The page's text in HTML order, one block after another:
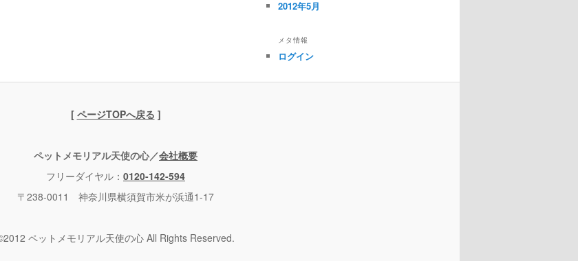
2012年5月
メタ情報
ログイン
[ ページTOPへ戻る ]
ペットメモリアル天使の心／会社概要
フリーダイヤル： 0120-142-594
〒238-0011 神奈川県横須賀市米が浜通1-17
ペットメモリアル天使の心 All Rights Reserved.